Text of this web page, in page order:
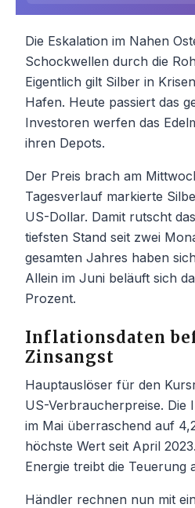
Die Eskalation im Nahen
Schockwellen durch die
Eigentlich gilt Silber in
Hafen. Heute passiert das
Investoren werfen das
ihren Depots.
Der Preis brach am
Tagesverlauf markierte
US-Dollar. Damit rutscht
tiefsten Stand seit zwei
gesamten Jahres haben
Allein im Juni beläuft sich
Prozent.
Inflationsdaten
Zinsangst
Hauptauslöser für den
US-Verbraucherpreise. Die
im Mai überraschend auf
höchste Wert seit April
Energie treibt die Teuerung
Händler rechnen nun mit